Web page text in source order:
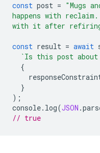
const post =
happens with
with it after
const result =
`Is this post
console.log(JSON.
// true